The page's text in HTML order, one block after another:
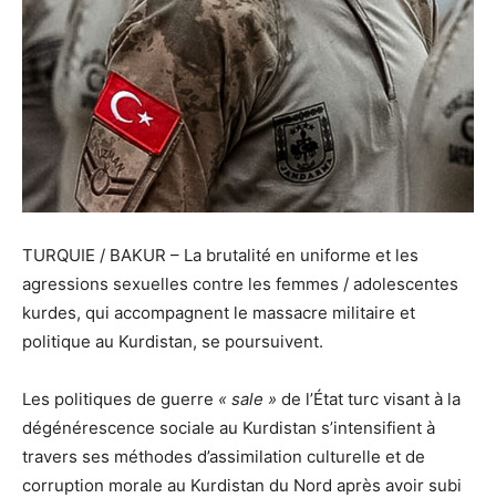
TURQUIE / BAKUR – La brutalité en uniforme et les
agressions sexuelles contre les femmes / adolescentes
kurdes, qui accompagnent le massacre militaire et
politique au Kurdistan, se poursuivent.
Les politiques de guerre « sale » de l’État turc visant à la
dégénérescence sociale au Kurdistan s’intensifient à
travers ses méthodes d’assimilation culturelle et de
corruption morale au Kurdistan du Nord après avoir subi